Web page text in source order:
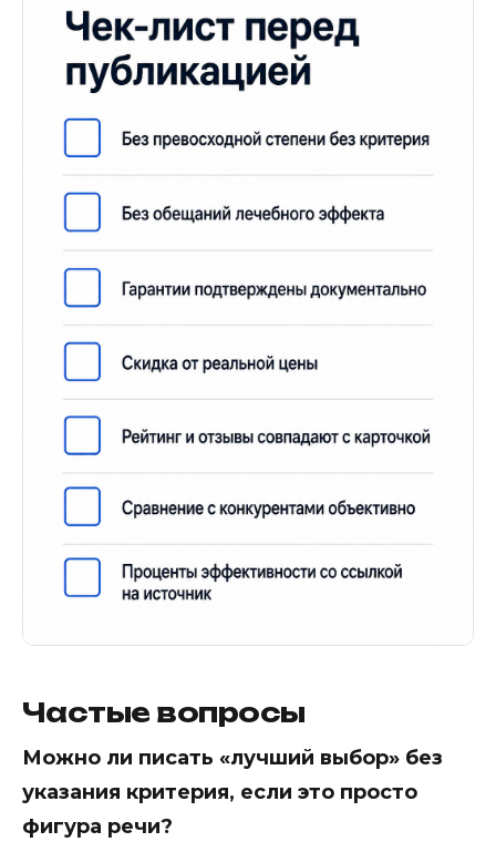
Частые вопросы
Можно ли писать «лучший выбор» без
указания критерия, если это просто
фигура речи?